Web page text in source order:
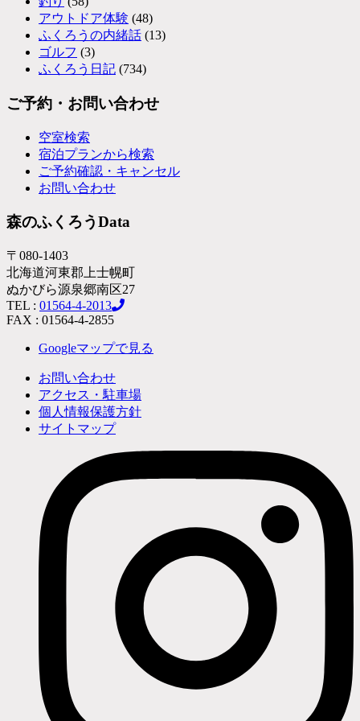
アウトドア体験 (48)
ふくろうの内緒話 (13)
ゴルフ (3)
ふくろう日記 (734)
ご予約・お問い合わせ
空室検索
宿泊プランから検索
ご予約確認・キャンセル
お問い合わせ
森のふくろうData
〒080-1403
北海道河東郡上士幌町
ぬかびら源泉郷南区27
TEL : 01564-4-2013
FAX : 01564-4-2855
Googleマップで見る
お問い合わせ
アクセス・駐車場
個人情報保護方針
サイトマップ